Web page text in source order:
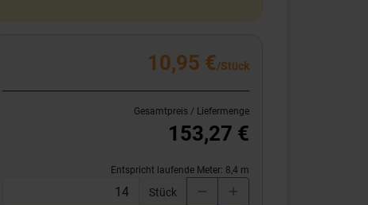
10,95 €/Stück
Gesamtpreis / Liefermenge
153,27 €
Entspricht laufende Meter: 8,4 m
Stück